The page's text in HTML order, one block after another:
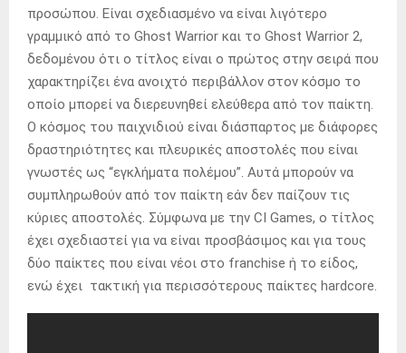
προσώπου. Είναι σχεδιασμένο να είναι λιγότερο
γραμμικό από το Ghost Warrior και το Ghost Warrior 2,
δεδομένου ότι ο τίτλος είναι ο πρώτος στην σειρά που
χαρακτηρίζει ένα ανοιχτό περιβάλλον στον κόσμο το
οποίο μπορεί να διερευνηθεί ελεύθερα από τον παίκτη.
Ο κόσμος του παιχνιδιού είναι διάσπαρτος με διάφορες
δραστηριότητες και πλευρικές αποστολές που είναι
γνωστές ως “εγκλήματα πολέμου”. Αυτά μπορούν να
συμπληρωθούν από τον παίκτη εάν δεν παίζουν τις
κύριες αποστολές. Σύμφωνα με την CI Games, ο τίτλος
έχει σχεδιαστεί για να είναι προσβάσιμος και για τους
δύο παίκτες που είναι νέοι στο franchise ή το είδος,
ενώ έχει τακτική για περισσότερους παίκτες hardcore.